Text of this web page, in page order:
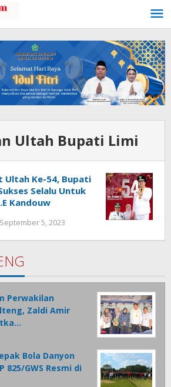
Ultah Bupati Limi
Ultah Ke-54, Bupati
Selalu Untuk
Kandouw
September 5, 2023
Perwakilan
Zaldi Amir
Bola Danyon
825/GWS Resmi di